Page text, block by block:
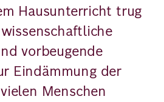
Hausunterricht trug
vorbeugende
Eindämmung der
Menschen